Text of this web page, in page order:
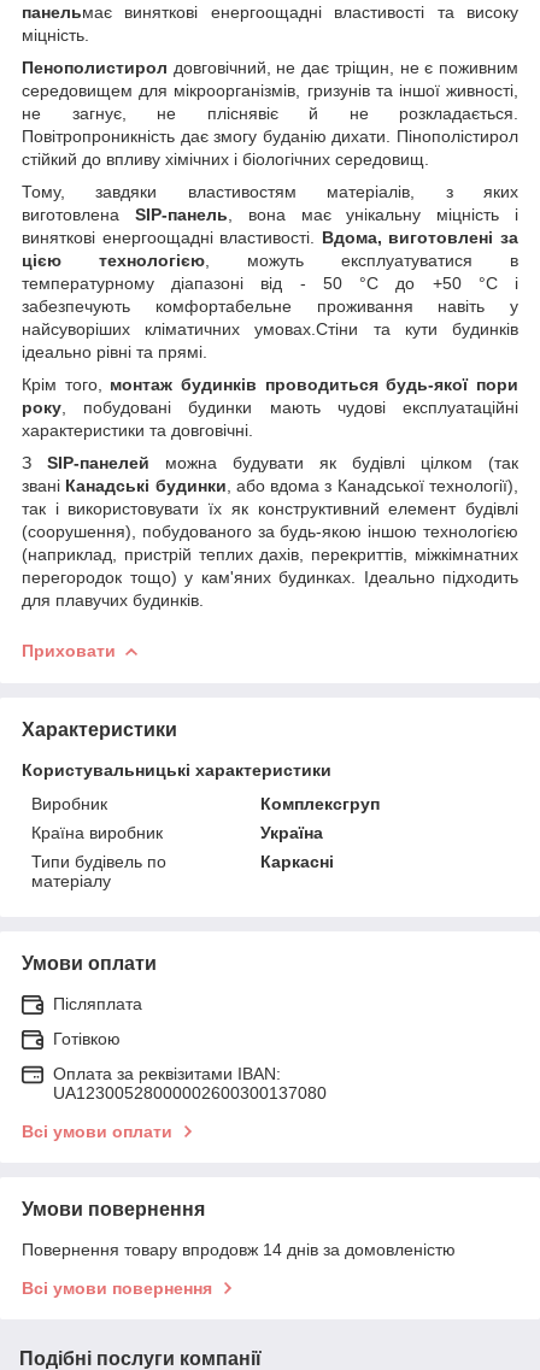
панельмає виняткові енергоощадні властивості та високу
міцність.
Пенополистирол довговічний, не дає тріщин, не є поживним
середовищем для мікроорганізмів, гризунів та іншої живності,
не загнує, не пліснявіє й не розкладається.
Повітропроникність дає змогу буданію дихати. Пінополістирол
стійкий до впливу хімічних і біологічних середовищ.
Тому, завдяки властивостям матеріалів, з яких
виготовлена SIP-панель , вона має унікальну міцність і
виняткові енергоощадні властивості. Вдома, виготовлені за
цією технологією , можуть експлуатуватися в
температурному діапазоні від - 50 °C до +50 °C і
забезпечують комфортабельне проживання навіть у
найсуворіших кліматичних умовах.Стіни та кути будинків
ідеально рівні та прямі.
Крім того, монтаж будинків проводиться будь-якої пори
року , побудовані будинки мають чудові експлуатаційні
характеристики та довговічні.
З SIP-панелей можна будувати як будівлі цілком (так
звані Канадські будинки , або вдома з Канадської технології),
так і використовувати їх як конструктивний елемент будівлі
(соорушення), побудованого за будь-якою іншою технологією
(наприклад, пристрій теплих дахів, перекриттів, міжкімнатних
перегородок тощо) у кам'яних будинках. Ідеально підходить
для плавучих будинків.
Приховати
Характеристики
Користувальницькі характеристики
Виробник
Комплексгруп
Країна виробник
Україна
Типи будівель по
матеріалу
Каркасні
Умови оплати
Післяплата
Готівкою
Оплата за реквізитами IBAN:
UA12300528000002600300137080
Всі умови оплати
Умови повернення
Повернення товару впродовж 14 днів за домовленістю
Всі умови повернення
Подібні послуги компанії